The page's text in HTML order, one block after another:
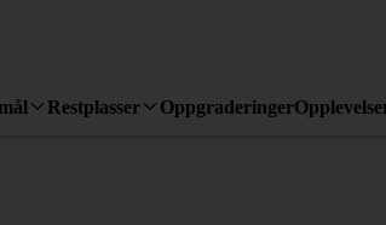
Restplasser Oppgraderinger